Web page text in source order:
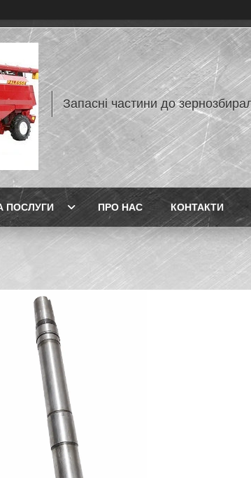
Запасні частини до
ПОСЛУГИ ПРО НАС КОНТАКТИ